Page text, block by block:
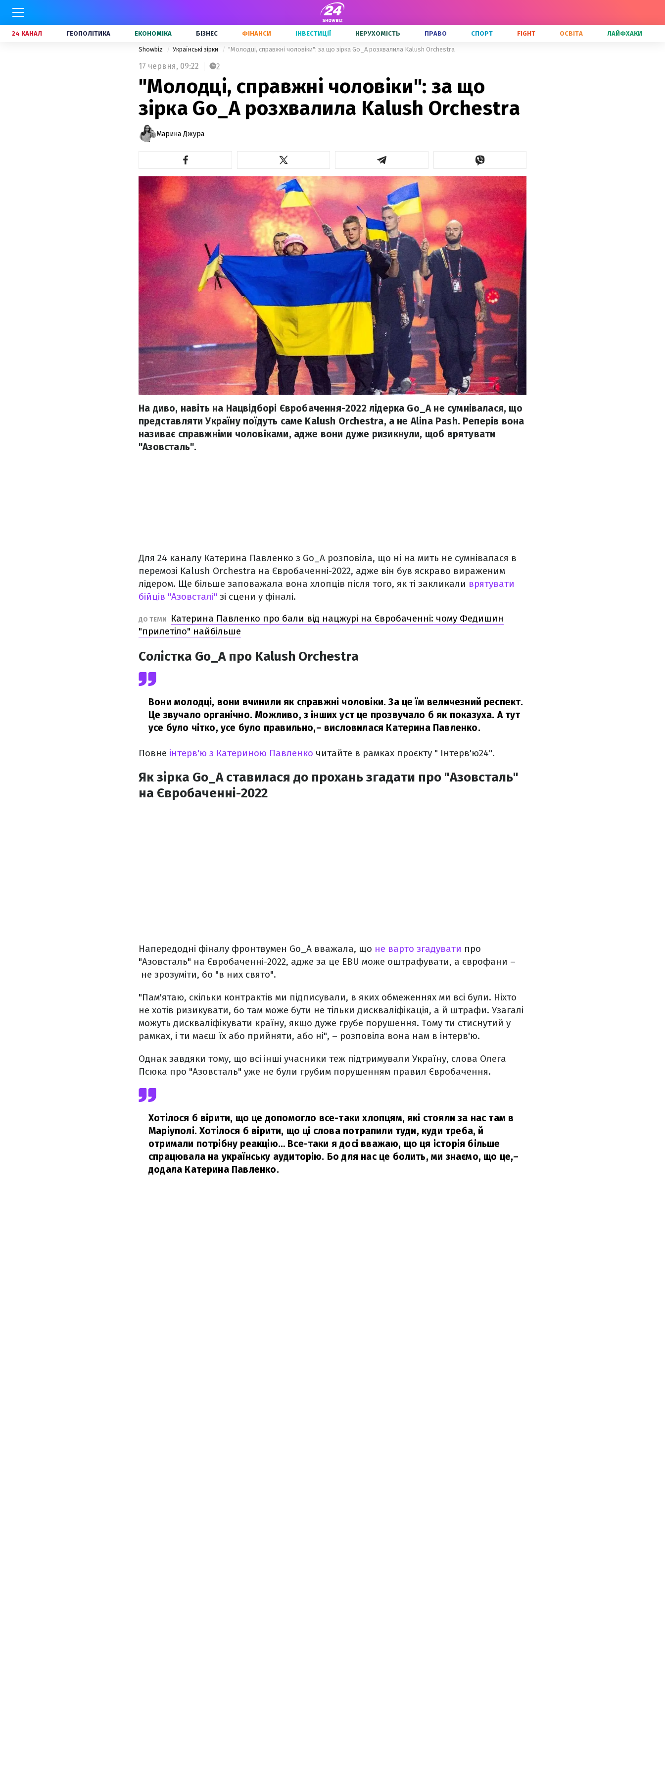
24 КАНАЛ ГЕОПОЛІТИКА ЕКОНОМІКА БІЗНЕС ФІНАНСИ ІНВЕСТИЦІЇ НЕРУХОМІСТЬ ПРАВО СПОРТ FIGHT ОСВІТА ЛАЙФХАКИ
Showbiz Українські зірки "Молодці, справжні чоловіки": за що зірка Go_A розхвалила Kalush Orchestra
17 червня, 09:22 2
"Молодці, справжні чоловіки": за що
зірка Go_A розхвалила Kalush Orchestra
Марина Джура
На диво, навіть на Нацвідборі Євробачення-2022 лідерка Go_A не сумнівалася, що
представляти Україну поїдуть саме Kalush Orchestra, а не Alina Pash. Реперів вона
називає справжніми чоловіками, адже вони дуже ризикнули, щоб врятувати
"Азовсталь".
Для 24 каналу Катерина Павленко з Go_A розповіла, що ні на мить не сумнівалася в
перемозі Kalush Orchestra на Євробаченні-2022, адже він був яскраво вираженим
лідером. Ще більше заповажала вона хлопців після того, як ті закликали врятувати
бійців "Азовсталі" зі сцени у фіналі.
ДО ТЕМИ
Катерина Павленко про бали від нацжурі на Євробаченні: чому Федишин
"прилетіло" найбільше
Солістка Go_A про Kalush Orchestra
Вони молодці, вони вчинили як справжні чоловіки. За це їм величезний респект.
Це звучало органічно. Можливо, з інших уст це прозвучало б як показуха. А тут
усе було чітко, усе було правильно,– висловилася Катерина Павленко.
Повне інтерв'ю з Катериною Павленко читайте в рамках проєкту " Інтерв'ю24".
Як зірка Go_A ставилася до прохань згадати про "Азовсталь"
на Євробаченні-2022
Напередодні фіналу фронтвумен Go_A вважала, що не варто згадувати про
"Азовсталь" на Євробаченні-2022, адже за це EBU може оштрафувати, а єврофани –
не зрозуміти, бо "в них свято".
"Пам'ятаю, скільки контрактів ми підписували, в яких обмеженнях ми всі були. Ніхто
не хотів ризикувати, бо там може бути не тільки дискваліфікація, а й штрафи. Узагалі
можуть дискваліфікувати країну, якщо дуже грубе порушення. Тому ти стиснутий у
рамках, і ти маєш їх або прийняти, або ні", – розповіла вона нам в інтерв'ю.
Однак завдяки тому, що всі інші учасники теж підтримували Україну, слова Олега
Псюка про "Азовсталь" уже не були грубим порушенням правил Євробачення.
Хотілося б вірити, що це допомогло все-таки хлопцям, які стояли за нас там в
Маріуполі. Хотілося б вірити, що ці слова потрапили туди, куди треба, й
отримали потрібну реакцію… Все-таки я досі вважаю, що ця історія більше
спрацювала на українську аудиторію. Бо для нас це болить, ми знаємо, що це,–
додала Катерина Павленко.